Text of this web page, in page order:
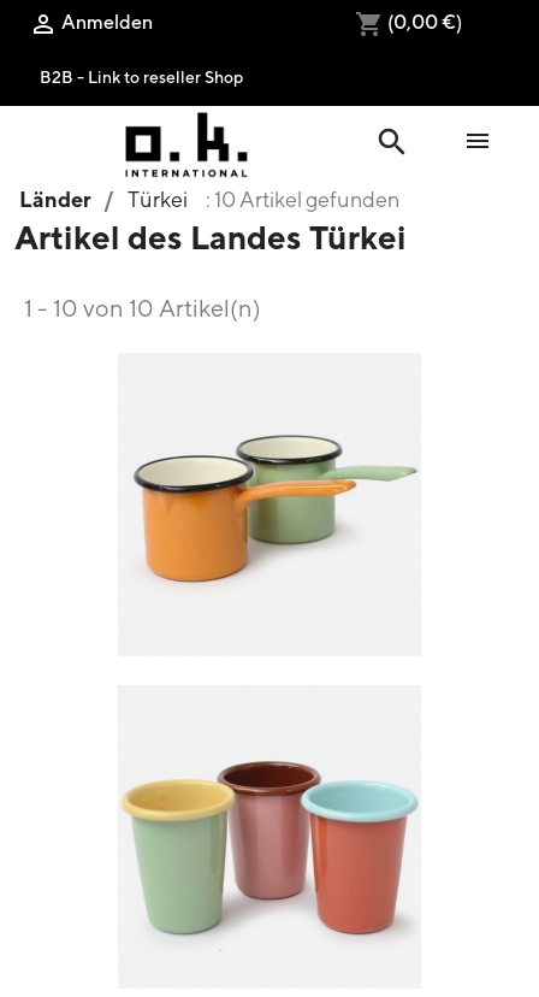
 Anmelden shopping_cart (0,00 €)
B2B - Link to reseller Shop
search 
Länder Türkei : 10 Artikel gefunden
Artikel des Landes Türkei
1 - 10 von 10 Artikel(n)